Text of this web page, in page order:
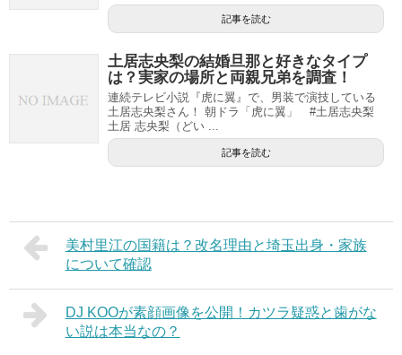
記事を読む
土居志央梨の結婚旦那と好きなタイプ
は？実家の場所と両親兄弟を調査！
連続テレビ小説『虎に翼』で、男装で演技している
土居志央梨さん！ 朝ドラ「虎に翼」 #土居志央梨
土居 志央梨（どい ...
記事を読む
美村里江の国籍は？改名理由と埼玉出身・家族
について確認
DJ KOOが素顔画像を公開！カツラ疑惑と歯がな
い説は本当なの？